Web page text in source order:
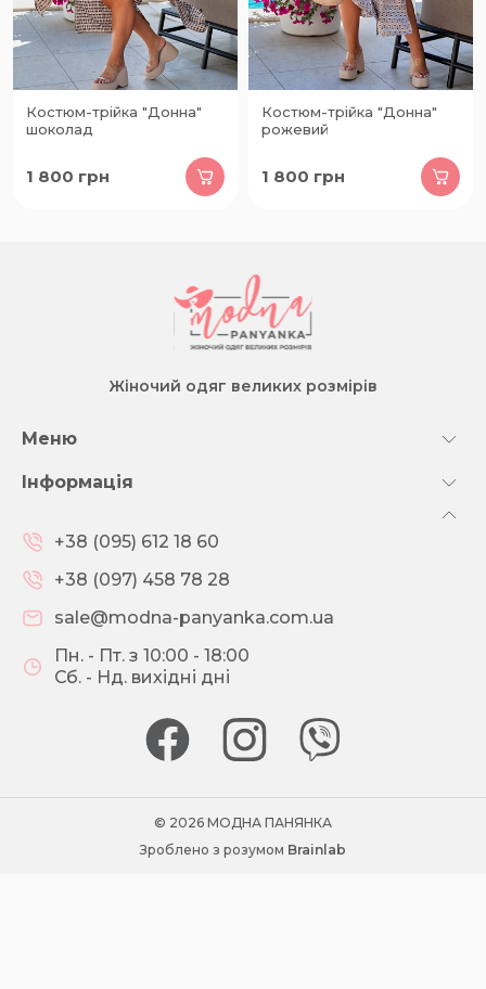
Костюм-трійка "Донна"
шоколад
1 800 грн
Костюм-трійка "Донна"
рожевий
1 800 грн
Жіночий одяг великих розмірів
Меню
Інформація
+38 (095) 612 18 60
+38 (097) 458 78 28
sale@modna-panyanka.com.ua
Пн. - Пт. з 10:00 - 18:00
Сб. - Нд. вихідні дні
© 2026 МОДНА ПАНЯНКА
Зроблено з розумом Brainlab